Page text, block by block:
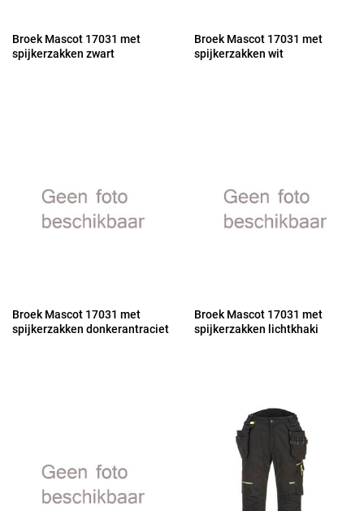
Broek Mascot 17031 met
spijkerzakken zwart
Broek Mascot 17031 met
spijkerzakken wit
Broek Mascot 17031 met
spijkerzakken donkerantraciet
Broek Mascot 17031 met
spijkerzakken lichtkhaki